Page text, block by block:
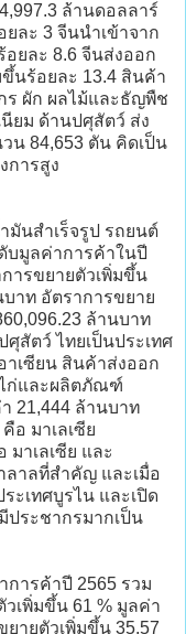
ล้านดอลลาร์
ละ 3 จีนนำเข้าจาก
อยละ 8.6 จีนส่งออก
ขึ้นร้อยละ 13.4 สินค้า
ร ผัก ผลไม้และธัญพืช
ยม ด้านปศุสัตว์ ส่ง
น 84,653 ตัน คิดเป็น
การสูง
นสำเร็จรูป รถยนต์
มูลค่าการค้าในปี
ารขยายตัวเพิ่มขึ้น
บาท อัตราการขยาย
ล้านบาท
สัตว์ ไทยเป็นประเทศ
เซียน สินค้าส่งออก
ก่และผลิตภัณฑ์
21,444 ล้านบาท
อ มาเลเซีย
มาเลเซีย และ
าลที่สำคัญ และเมื่อ
ะเทศบูรไน และเปิด
ประชากรมากเป็น
ารค้าปี 2565 รวม
เพิ่มขึ้น 61 % มูลค่า
ายตัวเพิ่มขึ้น 35.57